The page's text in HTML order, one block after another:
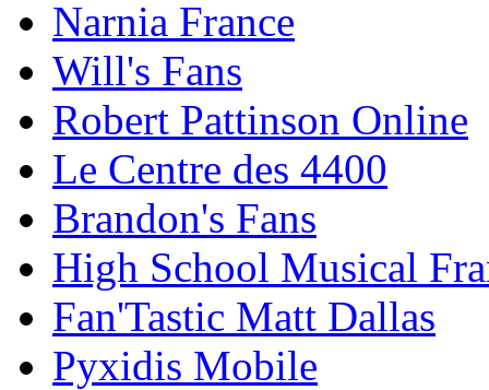
Narnia France
Will's Fans
Robert Pattinson Online
Le Centre des 4400
Brandon's Fans
High School Musical
Fan'Tastic Matt Dallas
Pyxidis Mobile